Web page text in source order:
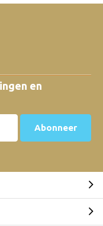
en
Abonneer